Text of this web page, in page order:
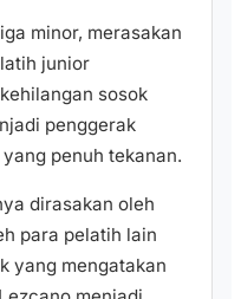
minor, merasakan
junior
sosok
penggerak
penuh tekanan.
dirasakan oleh
para pelatih lain
yang mengatakan